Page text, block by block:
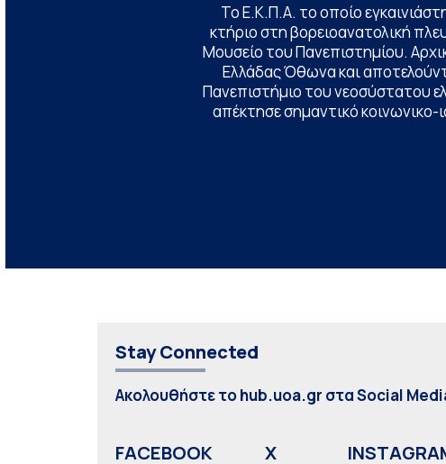
Το Ε.Κ.Π.Α. το οποίο
κτήριο στη βορειοανατολική
Μουσείο του Πανεπιστημίου.
Ελλάδας Όθωνα και
Πανεπιστήμιο του νεοσύστατου
απέκτησε σημαντικό κοινωνικο-
Stay Connected
Ακολουθήστε το hub.uoa.gr στα Social
FACEBOOK X